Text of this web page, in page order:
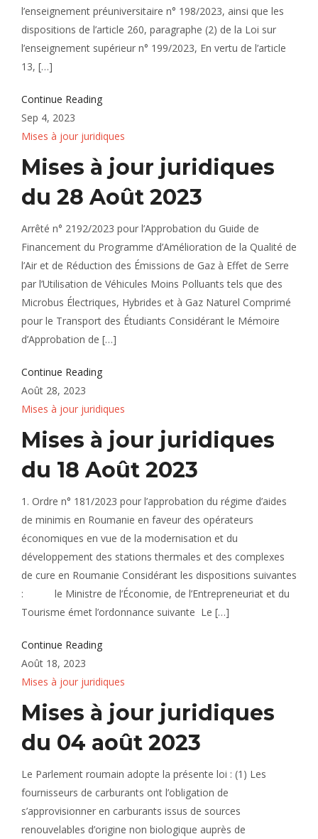
l’enseignement préuniversitaire n° 198/2023, ainsi que les
dispositions de l’article 260, paragraphe (2) de la Loi sur
l’enseignement supérieur n° 199/2023, En vertu de l’article
13, […]
Continue Reading
Sep 4, 2023
Mises à jour juridiques
Mises à jour juridiques
du 28 Août 2023
Arrêté n° 2192/2023 pour l’Approbation du Guide de
Financement du Programme d’Amélioration de la Qualité de
l’Air et de Réduction des Émissions de Gaz à Effet de Serre
par l’Utilisation de Véhicules Moins Polluants tels que des
Microbus Électriques, Hybrides et à Gaz Naturel Comprimé
pour le Transport des Étudiants Considérant le Mémoire
d’Approbation de […]
Continue Reading
Août 28, 2023
Mises à jour juridiques
Mises à jour juridiques
du 18 Août 2023
1. Ordre n° 181/2023 pour l’approbation du régime d’aides
de minimis en Roumanie en faveur des opérateurs
économiques en vue de la modernisation et du
développement des stations thermales et des complexes
de cure en Roumanie Considérant les dispositions suivantes
: le Ministre de l’Économie, de l’Entrepreneuriat et du
Tourisme émet l’ordonnance suivante Le […]
Continue Reading
Août 18, 2023
Mises à jour juridiques
Mises à jour juridiques
du 04 août 2023
Le Parlement roumain adopte la présente loi : (1) Les
fournisseurs de carburants ont l’obligation de
s’approvisionner en carburants issus de sources
renouvelables d’origine non biologique auprès de